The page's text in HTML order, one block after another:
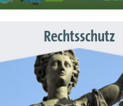
Rechtsschutz